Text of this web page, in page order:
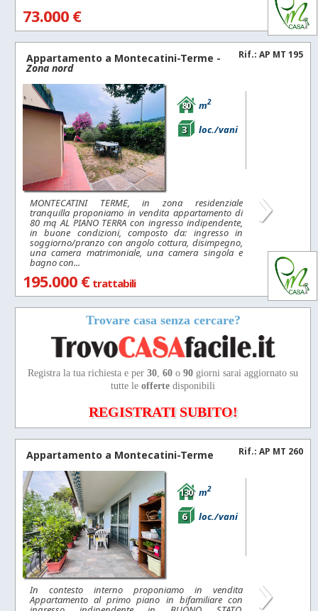
73.000 €
Rif.: AP MT 195
Appartamento a Montecatini-Terme -
Zona nord
80 m2
3 loc./vani
MONTECATINI TERME, in zona residenziale
tranquilla proponiamo in vendita appartamento di
80 mq AL PIANO TERRA con ingresso indipendente,
in buone condizioni, composto da: ingresso in
soggiorno/pranzo con angolo cottura, disimpegno,
una camera matrimoniale, una camera singola e
bagno con...
›
195.000 € trattabili
Trovare casa senza cercare?
Registra la tua richiesta e per 30 60 o 90 giorni sarai aggiornato su
tutte le offerte disponibili
REGISTRATI SUBITO!
Rif.: AP MT 260
Appartamento a Montecatini-Terme
130 m2
6 loc./vani
In contesto interno proponiamo in vendita
Appartamento al primo piano in bifamiliare con ›